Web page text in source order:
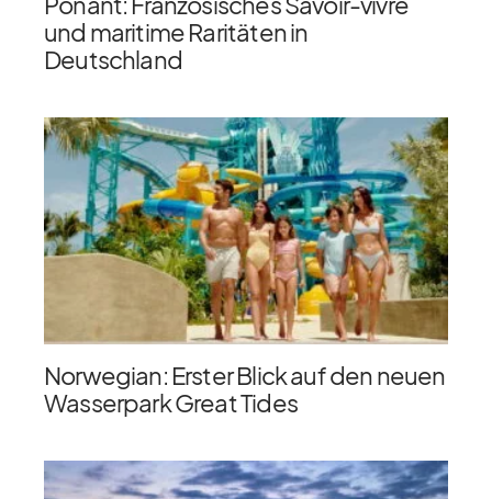
und maritime Raritäten in
Deutschland
Norwegian: Erster Blick auf den neuen
Wasserpark Great Tides